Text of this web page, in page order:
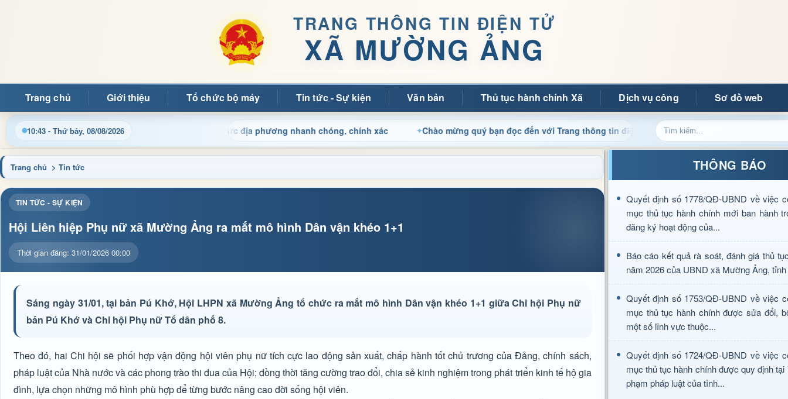
TRANG THÔNG TIN ĐIỆN TỬ
XÃ MƯỜNG ẢNG
Trang chủ Giới thiệu Tổ chức bộ máy Tin tức - Sự kiện Văn bản Thủ tục hành chính Xã Dịch vụ công Sơ đồ web
10:43 - Thứ bảy, 08/08/2026
tin điều hành, thủ tục hành chính và tin tức địa phương nhanh chóng, chính xác Chào mừng quý bạn đọc đến với Trang thông tin điện tử xã Mường Ảng Cập nhật thông tin
Trang chủ > Tin tức
TIN TỨC - SỰ KIỆN
Hội Liên hiệp Phụ nữ xã Mường Ảng ra mắt mô hình Dân vận khéo 1+1
Thời gian đăng: 31/01/2026 00:00
Sáng ngày 31/01, tại bản Pú Khớ, Hội LHPN xã Mường Ảng tổ chức ra mắt mô hình Dân vận khéo 1+1 giữa Chi hội Phụ nữ
bản Pú Khớ và Chi hội Phụ nữ Tổ dân phố 8.
Theo đó, hai Chi hội sẽ phối hợp vận động hội viên phụ nữ tích cực lao động sản xuất, chấp hành tốt chủ trương của Đảng, chính sách,
pháp luật của Nhà nước và các phong trào thi đua của Hội; đồng thời tăng cường trao đổi, chia sẻ kinh nghiệm trong phát triển kinh tế hộ gia
đình, lựa chọn những mô hình phù hợp để từng bước nâng cao đời sống hội viên.
THÔNG BÁO
Quyết định số 1778/QĐ-UBND về việc
mục thủ tục hành chính mới ban hành
đăng ký hoạt động của...
Báo cáo kết quả rà soát, đánh giá thủ
năm 2026 của UBND xã Mường Ảng,
Quyết định số 1753/QĐ-UBND về việc
mục thủ tục hành chính được sửa đổi,
một số lĩnh vực thuộc...
Quyết định số 1724/QĐ-UBND về việc
mục thủ tục hành chính được quy định tại
phạm pháp luật của tỉnh...